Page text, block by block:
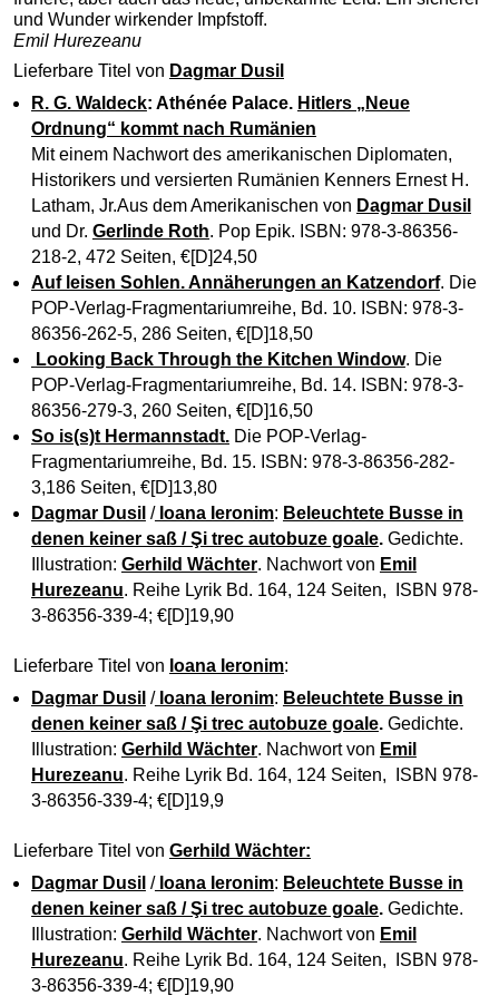
und Wunder wirkender Impfstoff.
Emil Hurezeanu
Lieferbare Titel von Dagmar Dusil
R. G. Waldeck: Athénée Palace. Hitlers „Neue
Ordnung“ kommt nach Rumänien
Mit einem Nachwort des amerikanischen Diplomaten,
Historikers und versierten Rumänien Kenners Ernest H.
Latham, Jr.Aus dem Amerikanischen von Dagmar Dusil
und Dr. Gerlinde Roth. Pop Epik. ISBN: 978-3-86356-
218-2, 472 Seiten, €[D]24,50
Auf leisen Sohlen. Annäherungen an Katzendorf. Die
POP-Verlag-Fragmentariumreihe, Bd. 10. ISBN: 978-3-
86356-262-5, 286 Seiten, €[D]18,50
Looking Back Through the Kitchen Window. Die
POP-Verlag-Fragmentariumreihe, Bd. 14. ISBN: 978-3-
86356-279-3, 260 Seiten, €[D]16,50
So is(s)t Hermannstadt.Die POP-Verlag-
Fragmentariumreihe, Bd. 15. ISBN: 978-3-86356-282-
3,186 Seiten, €[D]13,80
Dagmar Dusil /Ioana Ieronim: Beleuchtete Busse in
denen keiner saß / Şi trec autobuze goale.Gedichte.
Illustration: Gerhild Wächter. Nachwort von Emil
Hurezeanu. Reihe Lyrik Bd. 164, 124 Seiten, ISBN 978-
3-86356-339-4; €[D]19,90
Lieferbare Titel von Ioana Ieronim:
Dagmar Dusil /Ioana Ieronim: Beleuchtete Busse in
denen keiner saß / Şi trec autobuze goale.Gedichte.
Illustration: Gerhild Wächter. Nachwort von Emil
Hurezeanu. Reihe Lyrik Bd. 164, 124 Seiten, ISBN 978-
3-86356-339-4; €[D]19,9
Lieferbare Titel von Gerhild Wächter:
Dagmar Dusil /Ioana Ieronim: Beleuchtete Busse in
denen keiner saß / Şi trec autobuze goale.Gedichte.
Illustration: Gerhild Wächter. Nachwort von Emil
Hurezeanu. Reihe Lyrik Bd. 164, 124 Seiten, ISBN 978-
3-86356-339-4; €[D]19,90